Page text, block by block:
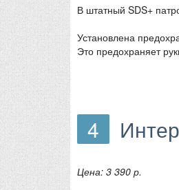
В штатный SDS+
Установлена
Это предохраняет
4
Цена: 3 390 р.